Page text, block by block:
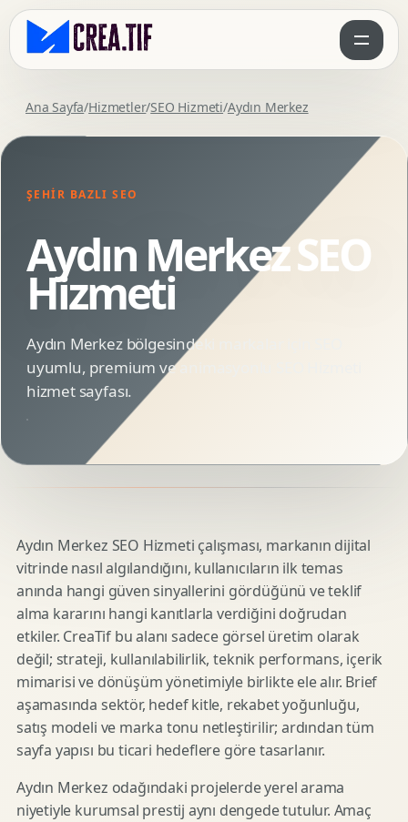
Ana Sayfa/Hizmetler/SEO Hizmeti/Aydın Merkez
ŞEHIR BAZLI SEO
Aydın Merkez SEO
Hizmeti
Aydın Merkez bölgesindeki markalar için SEO
uyumlu, premium ve animasyonlu SEO Hizmeti
hizmet sayfası.
Aydın Merkez SEO Hizmeti çalışması, markanın dijital
vitrinde nasıl algılandığını, kullanıcıların ilk temas
anında hangi güven sinyallerini gördüğünü ve teklif
alma kararını hangi kanıtlarla verdiğini doğrudan
etkiler. CreaTif bu alanı sadece görsel üretim olarak
değil; strateji, kullanılabilirlik, teknik performans, içerik
mimarisi ve dönüşüm yönetimiyle birlikte ele alır. Brief
aşamasında sektör, hedef kitle, rekabet yoğunluğu,
satış modeli ve marka tonu netleştirilir; ardından tüm
sayfa yapısı bu ticari hedeflere göre tasarlanır.
Aydın Merkez odağındaki projelerde yerel arama
niyetiyle kurumsal prestij aynı dengede tutulur. Amaç